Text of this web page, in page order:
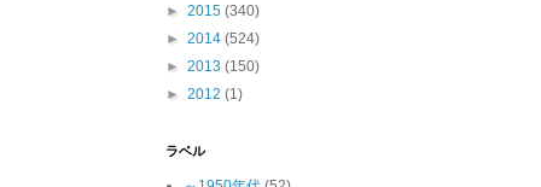
► 2015 (340)
► 2014 (524)
► 2013 (150)
► 2012 (1)
ラベル